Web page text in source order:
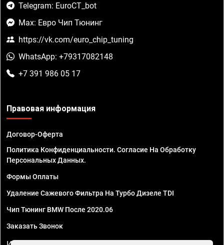
Telegram: EuroCT_bot
Max: Евро Чип Тюнинг
https://vk.com/euro_chip_tuning
WhatsApp: +79317082148
+7 391 986 05 17
Правовая информация
Договор-Оферта
Политика Конфиденциальности. Согласие На Обработку
Персональных Данных.
Формы Оплаты
Удаление Сажевого Фильтра На Турбо Дизеле TDI
Чип Тюнинг BMW После 2020.06
Заказать Звонок